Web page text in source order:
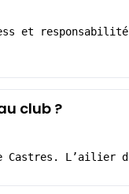
et
club ?
Castres. L’ailier